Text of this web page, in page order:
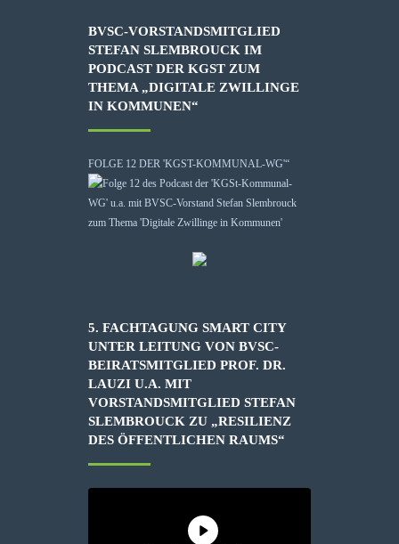
BVSC-VORSTANDSMITGLIED
STEFAN SLEMBROUCK IM
PODCAST DER KGST ZUM
THEMA „DIGITALE ZWILLINGE
IN KOMMUNEN“
FOLGE 12 DER 'KGST-KOMMUNAL-WG'“
5. FACHTAGUNG SMART CITY
UNTER LEITUNG VON BVSC-
BEIRATSMITGLIED PROF. DR.
LAUZI U.A. MIT
VORSTANDSMITGLIED STEFAN
SLEMBROUCK ZU „RESILIENZ
DES ÖFFENTLICHEN RAUMS“